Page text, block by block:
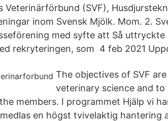
Veterinärförbund (SVF),
inom Svensk Mjölk. Mom. 2.
med syfte att Så
rekryteringen, som 4 feb 2021
The objectives of SVF
veterinary science and
members. I programmet Hjälp vi
en högst tvivelaktig hantering